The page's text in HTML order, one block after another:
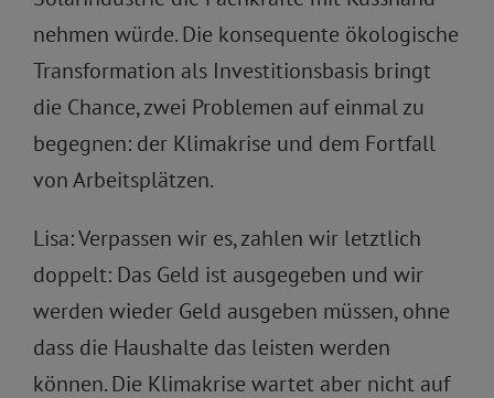
nehmen würde. Die konsequente ökologische
Transformation als Investitionsbasis bringt
die Chance, zwei Problemen auf einmal zu
begegnen: der Klimakrise und dem Fortfall
von Arbeitsplätzen.
Lisa: Verpassen wir es, zahlen wir letztlich
doppelt: Das Geld ist ausgegeben und wir
werden wieder Geld ausgeben müssen, ohne
dass die Haushalte das leisten werden
können. Die Klimakrise wartet aber nicht auf